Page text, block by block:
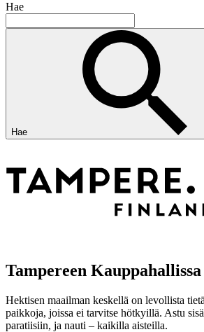
Hae
Hae
Tampereen
Hektisen maailman keskellä on levollista
paikkoja, joissa ei tarvitse hötkyillä. Astu
paratiisiin, ja nauti – kaikilla aisteilla.